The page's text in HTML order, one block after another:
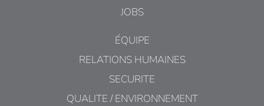
JOBS
ÉQUIPE
RELATIONS HUMAINES
SECURITE
QUALITE / ENVIRONNEMENT